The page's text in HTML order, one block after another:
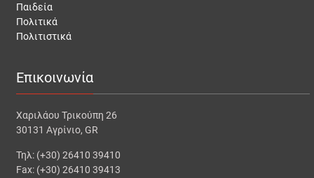
Παιδεία
Πολιτικά
Πολιτιστικά
Επικοινωνία
Χαριλάου Τρικούπη 26
30131 Αγρίνιο, GR
Τηλ: (+30) 26410 39410
Fax: (+30) 26410 39413